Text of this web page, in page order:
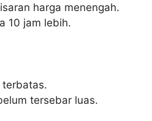
harga menengah.
10 jam lebih.
terbatas.
tersebar luas.